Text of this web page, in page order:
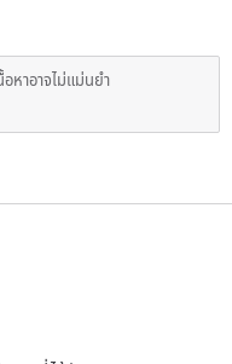
หาอาจไม่แม่นยำ